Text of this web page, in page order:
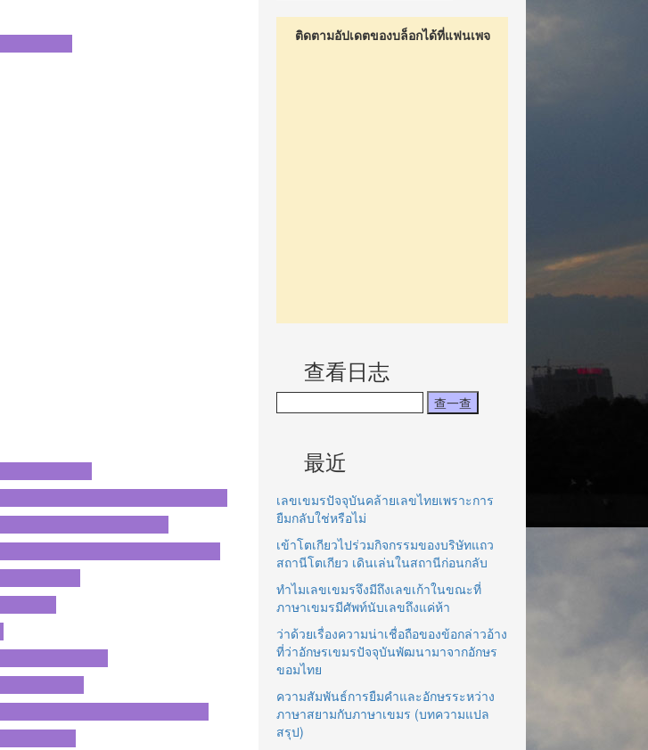
ติดตามอัปเดตของบล็อกได้ที่แฟนเพจ
查看日志
最近
เลขเขมรปัจจุบันคล้ายเลขไทยเพราะการ
ยืมกลับใช่หรือไม่
เข้าโตเกียวไปร่วมกิจกรรมของบริษัทแถว
สถานีโตเกียว เดินเล่นในสถานีก่อนกลับ
ทำไมเลขเขมรจึงมีถึงเลขเก้าในขณะที่
ภาษาเขมรมีศัพท์นับเลขถึงแค่ห้า
ว่าด้วยเรื่องความน่าเชื่อถือของข้อกล่าวอ้าง
ที่ว่าอักษรเขมรปัจจุบันพัฒนามาจากอักษร
ขอมไทย
ความสัมพันธ์การยืมคำและอักษรระหว่าง
ภาษาสยามกับภาษาเขมร (บทความแปล
สรุป)